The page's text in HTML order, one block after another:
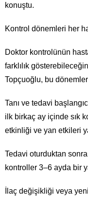
konuştu.
Kontrol dönemleri her
Doktor kontrolünün
farklılık
Topçuoğlu, bu
Tanı ve tedavi
ilk birkaç ay içinde sık
etkinliği ve yan etkileri
Tedavi oturduktan
kontroller 3–6 ayda bir
İlaç değişikliği veya